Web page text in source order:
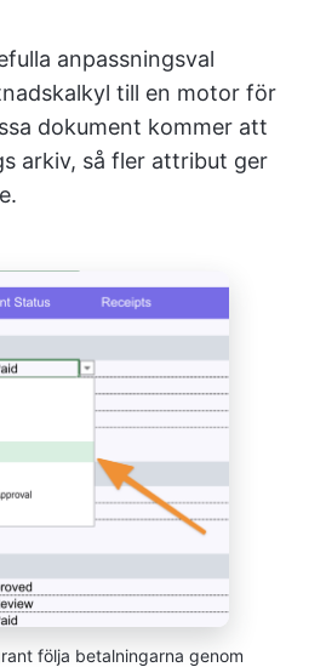
anpassningsval
till en motor för
dokument kommer att
arkiv, så fler attribut ger
följa betalningarna genom